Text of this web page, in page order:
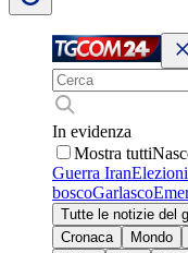
In evidenza
Mostra tutti
Guerra IranElezioni
boscoGarlasco
Tutte le notizie del
Cronaca
Mondo